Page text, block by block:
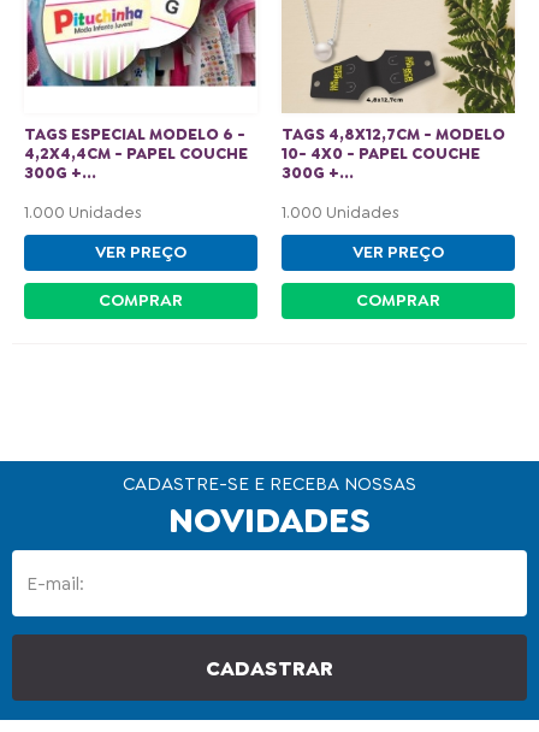
TAGS ESPECIAL MODELO 6 -
4,2X4,4CM - PAPEL COUCHE
300G +...
1.000 Unidades
VER PREÇO
COMPRAR
TAGS 4,8X12,7CM - MODELO
10- 4X0 - PAPEL COUCHE
300G +...
1.000 Unidades
VER PREÇO
COMPRAR
CADASTRE-SE E RECEBA NOSSAS
NOVIDADES